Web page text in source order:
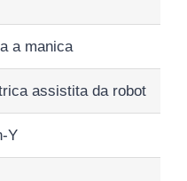
a manica
assistita da robot
Y